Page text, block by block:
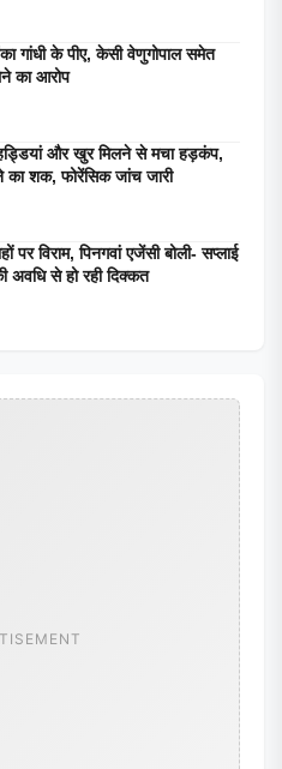
गांधी के पीए, केसी वेणुगोपाल समेत
का आरोप
और खुर मिलने से मचा हड़कंप,
का शक, फोरेंसिक जांच जारी
विराम, पिनगवां एजेंसी बोली- सप्लाई
अवधि से हो रही दिक्कत